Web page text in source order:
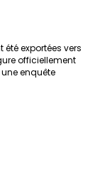
été exportées vers
officiellement
enquête